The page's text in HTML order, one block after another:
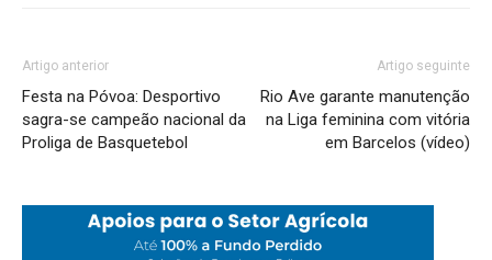
Artigo anterior
Festa na Póvoa: Desportivo
sagra-se campeão nacional da
Proliga de Basquetebol
Artigo seguinte
Rio Ave garante manutenção
na Liga feminina com vitória
em Barcelos (vídeo)